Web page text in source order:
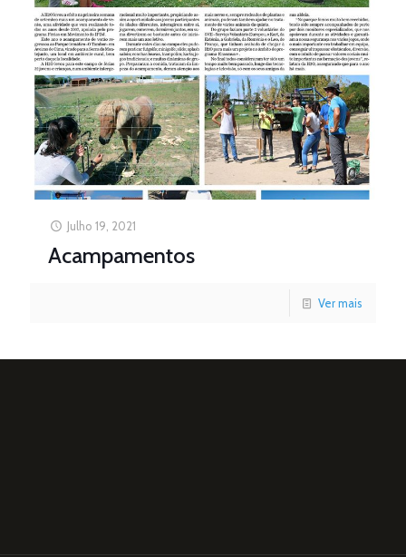
Julho 19, 2021
Acampamentos
Ver mais